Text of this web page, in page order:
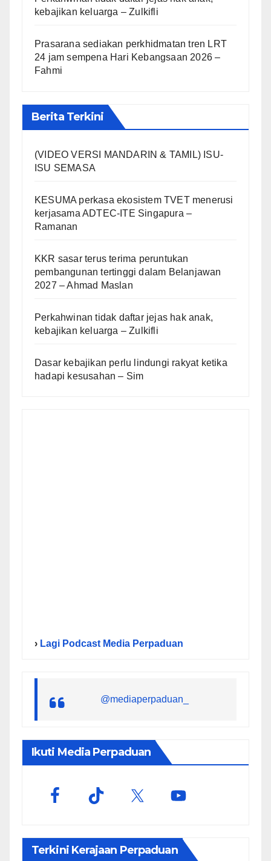
kebajikan keluarga – Zulkifli
Prasarana sediakan perkhidmatan tren LRT
24 jam sempena Hari Kebangsaan 2026 –
Fahmi
Berita Terkini
(VIDEO VERSI MANDARIN & TAMIL) ISU-
ISU SEMASA
KESUMA perkasa ekosistem TVET menerusi
kerjasama ADTEC-ITE Singapura –
Ramanan
KKR sasar terus terima peruntukan
pembangunan tertinggi dalam Belanjawan
2027 – Ahmad Maslan
Perkahwinan tidak daftar jejas hak anak,
kebajikan keluarga – Zulkifli
Dasar kebajikan perlu lindungi rakyat ketika
hadapi kesusahan – Sim
› Lagi Podcast Media Perpaduan
@mediaperpaduan_
Ikuti Media Perpaduan
Terkini Kerajaan Perpaduan